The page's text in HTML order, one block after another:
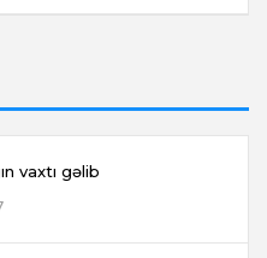
vaxtı gəlib